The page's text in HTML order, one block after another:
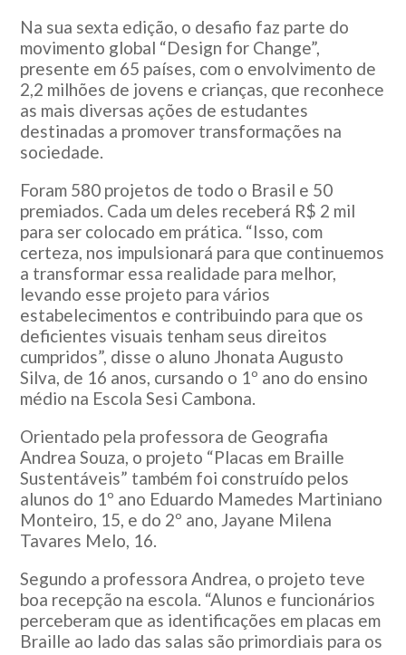
Na sua sexta edição, o desafio faz parte do
movimento global “Design for Change”,
presente em 65 países, com o envolvimento de
2,2 milhões de jovens e crianças, que reconhece
as mais diversas ações de estudantes
destinadas a promover transformações na
sociedade.
Foram 580 projetos de todo o Brasil e 50
premiados. Cada um deles receberá R$ 2 mil
para ser colocado em prática. “Isso, com
certeza, nos impulsionará para que continuemos
a transformar essa realidade para melhor,
levando esse projeto para vários
estabelecimentos e contribuindo para que os
deficientes visuais tenham seus direitos
cumpridos”, disse o aluno Jhonata Augusto
Silva, de 16 anos, cursando o 1º ano do ensino
médio na Escola Sesi Cambona.
Orientado pela professora de Geografia
Andrea Souza, o projeto “Placas em Braille
Sustentáveis” também foi construído pelos
alunos do 1º ano Eduardo Mamedes Martiniano
Monteiro, 15, e do 2º ano, Jayane Milena
Tavares Melo, 16.
Segundo a professora Andrea, o projeto teve
boa recepção na escola. “Alunos e funcionários
perceberam que as identificações em placas em
Braille ao lado das salas são primordiais para os